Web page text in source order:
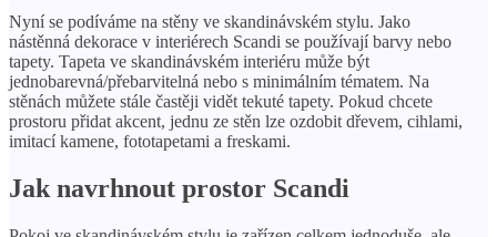
Nyní se podíváme na stěny ve skandinávském stylu. Jako
nástěnná dekorace v interiérech Scandi se používají barvy nebo
tapety. Tapeta ve skandinávském interiéru může být
jednobarevná/přebarvitelná nebo s minimálním tématem. Na
stěnách můžete stále častěji vidět tekuté tapety. Pokud chcete
prostoru přidat akcent, jednu ze stěn lze ozdobit dřevem, cihlami,
imitací kamene, fototapetami a freskami.
Jak navrhnout prostor Scandi